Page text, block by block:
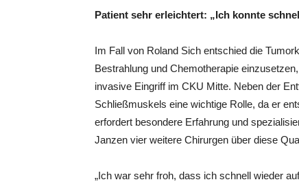
Patient sehr erleichtert: „Ich konnte
Im Fall von Roland Sich entschied die
Bestrahlung und Chemotherapie
invasive Eingriff im CKU Mitte. Neben der
Schließmuskels eine wichtige Rolle, da er
erfordert besondere Erfahrung und
Janzen vier weitere Chirurgen über diese
„Ich war sehr froh, dass ich schnell wieder